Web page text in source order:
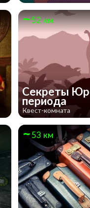
52 км
Секреты
периода
Квест-комната
53 км